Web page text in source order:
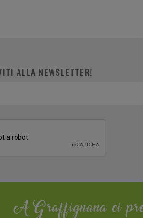
ALLA NEWSLETTER!
A Graffignana ci